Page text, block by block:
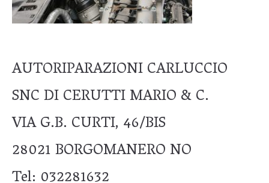
AUTORIPARAZIONI CARLUCCIO
SNC DI CERUTTI MARIO & C.
VIA G.B. CURTI, 46/BIS
28021 BORGOMANERO NO